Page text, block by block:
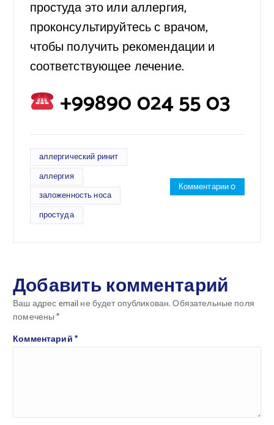
простуда это или аллергия,
проконсультируйтесь с врачом,
чтобы получить рекомендации и
соответствующее лечение.
+99890 024 55 03
аллергический ринит
аллергия
заложенность носа
простуда
Комментарии 0
Добавить комментарий
Ваш адрес email не будет опубликован.Обязательные поля
помечены*
Комментарий*